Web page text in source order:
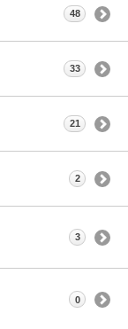
48
33
21
2
3
0